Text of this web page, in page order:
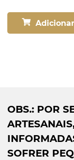
OBS.: POR
SOFRER